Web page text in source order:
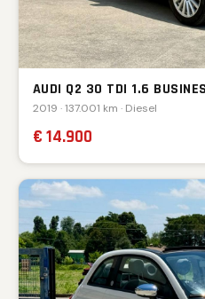
AUDI Q2 30 TDI 1.6
2019 · 137.001 km · Diesel
€ 14.900